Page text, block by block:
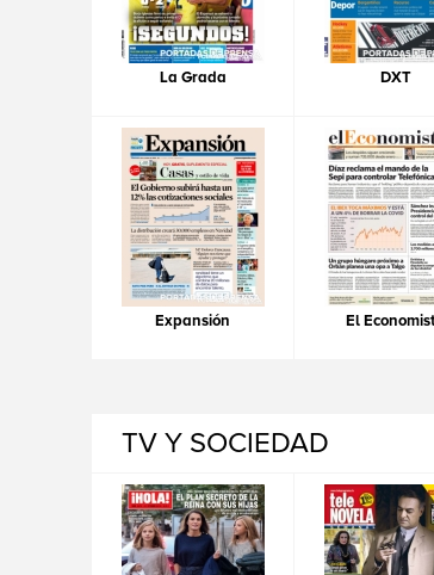
La Grada DXT
Expansión El
TV Y SOCIEDAD